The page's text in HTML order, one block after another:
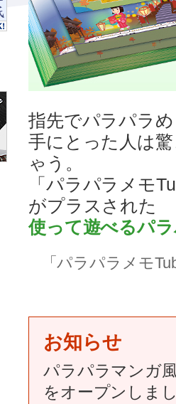
指先でパラパラ
手にとった人は
ゃう。
「パラパラメモ
がプラスされた
使って遊べるパ
「パラパラメモ
お知らせ
パラパラマンガ
をオープンしま